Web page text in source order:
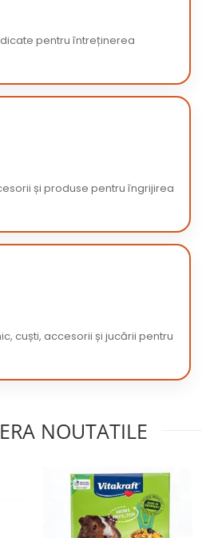
pentru întreținerea
și produse pentru îngrijirea
cuști, accesorii și jucării pentru
NOUTATILE